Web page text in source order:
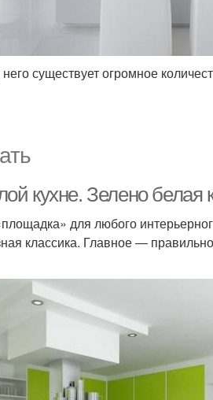
существует огромное
кухне. Зелено белая
для любого
классика. Главное ―